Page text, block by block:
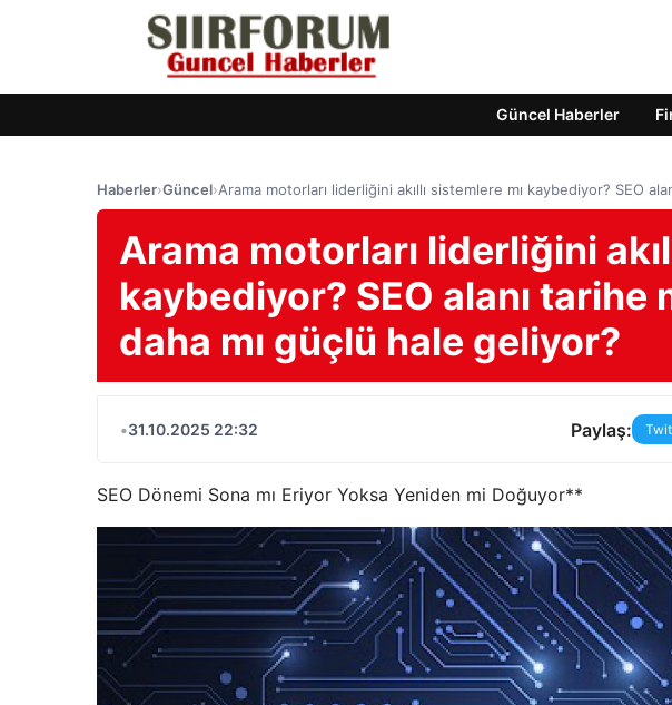
Güncel Haberler
Haberler›Güncel›Arama motorları liderliğini akıllı sistemlere mı kaybediyor? SEO
Arama motorları liderliğini
kaybediyor? SEO alanı tarihe
daha mı güçlü hale geliyor?
•31.10.2025 22:32 Paylaş:
SEO Dönemi Sona mı Eriyor Yoksa Yeniden mi Doğuyor**